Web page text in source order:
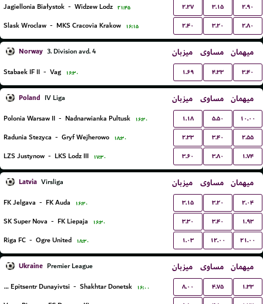
Jagiellonia Białystok - Widzew Lodz ۲۱:۴۵ ۲.۲۷ ۳.۱۵ ۲.۹۰
Slask Wroclaw - MKS Cracovia Krakow ۱۶:۱۵ ۲.۴۰ ۳.۲۰ ۲.۸۰
Norway 3. Division avd. 4 میزبان مساوی میهمان
Stabaek IF II - Vag ۱۶:۳۰ ۱.۶۹ ۴.۳۳ ۳.۴۰
Poland IV Liga میزبان مساوی میهمان
Polonia Warsaw II - Nadnarwianka Pultusk ۱۶:۳۰ ۱.۱۸ ۵.۵۰ ۱۰.۰۰
Radunia Stezyca - Gryf Wejherowo ۱۸:۳۰ ۲.۳۳ ۳.۴۰ ۲.۵۵
LZS Justynow - LKS Lodz III ۱۷:۳۰ ۳.۶۰ ۳.۸۰ ۱.۷۴
Latvia Virsliga میزبان مساوی میهمان
FK Jelgava - FK Auda ۱۶:۳۰ ۳.۱۵ ۳.۲۰ ۲.۰۴
SK Super Nova - FK Liepaja ۱۶:۳۰ ۳.۳۰ ۳.۴۰ ۱.۹۳
Riga FC - Ogre United ۱۸:۳۰ ۱.۰۳ ۱۲.۰۰ ۲۱.۰۰
Ukraine Premier League میزبان مساوی میهمان
FC Epitsentr Dunayivtsi - Shakhtar Donetsk ۱۶:۰۰ ۸.۰۰ ۴.۷۵ ۱.۳۳